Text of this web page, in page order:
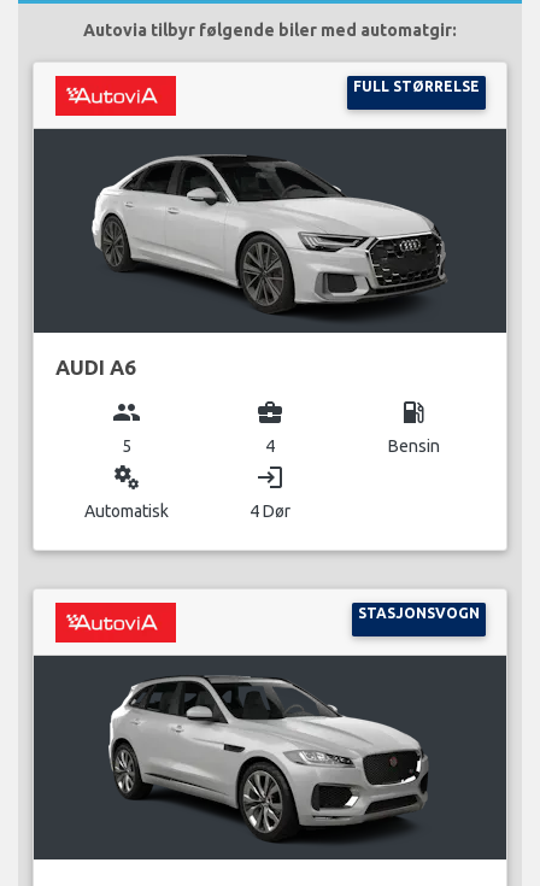
Autovia tilbyr følgende biler med automatgir:
FULL STØRRELSE
AUDI A6
group
5
business_center
4
local_gas_station
Bensin
miscellaneous_services
Automatisk
login
4 Dør
STASJONSVOGN